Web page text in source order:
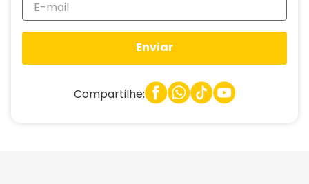
Enviar
Compartilhe: